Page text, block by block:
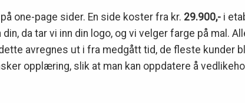
one-page sider. En side koster fra kr. 29.900,- i
da tar vi inn din logo, og vi velger farge på mal.
avregnes ut i fra medgått tid, de fleste kunder
opplæring, slik at man kan oppdatere å